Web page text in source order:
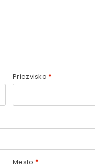
Priezvisko*
Mesto *